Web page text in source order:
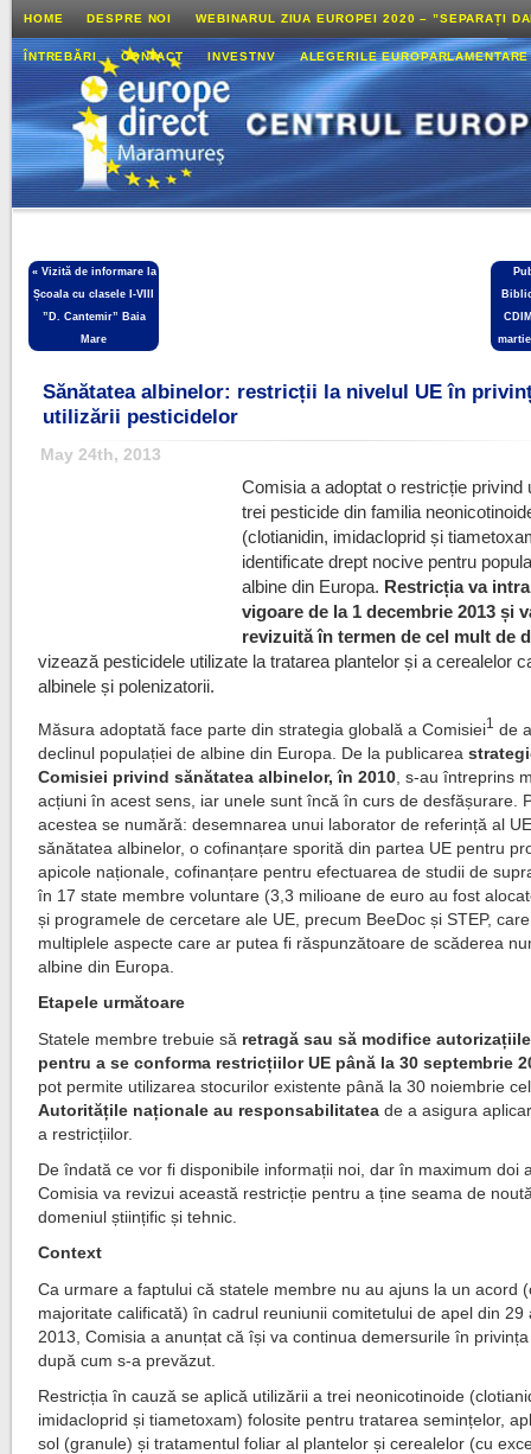
HOME DESPRE NOI WEBINARUL ZIUA EUROPEI 2020 – ”SEPARAȚI
ÎNTREBĂRI CONTACT INVESTNV ALEGERILE
« Vizită de informare la
Școala cu clasele I-VIII
”D. Cantemir” Baia
Mare
Sănătatea albinelor: restricții la nivelul UE în
utilizării pesticidelor
May 24th, 2013
Comisia a adoptat o restricție privind
trei pesticide din familia
(clotianidin, imidacloprid și
identificate drept nocive pentru
albine din Europa. Restricția va
vigoare de la 1 decembrie 2013 și
revizuită în termen de cel mult de
vizează pesticidele utilizate la tratarea plantelor și a cerealelor
albinele și polenizatorii.
Măsura adoptată face parte din strategia globală a Comisiei1 de
declinul populației de albine din Europa. De la publicarea
Comisiei privind sănătatea albinelor, în 2010 , s-au întreprins
acțiuni în acest sens, iar unele sunt încă în curs de desfășurare.
acestea se numără: desemnarea unui laborator de referință al
sănătatea albinelor, o cofinanțare sporită din partea UE pentru
apicole naționale, cofinanțare pentru efectuarea de studii de
în 17 state membre voluntare (3,3 milioane de euro au fost
și programele de cercetare ale UE, precum BeeDoc și STEP,
multiplele aspecte care ar putea fi răspunzătoare de scăderea
albine din Europa.
Etapele următoare
Statele membre trebuie să retragă sau să modifice
pentru a se conforma restricțiilor UE până la 30 septembrie
pot permite utilizarea stocurilor existente până la 30 noiembrie
Autoritățile naționale au responsabilitateade a asigura
a restricțiilor.
De îndată ce vor fi disponibile informații noi, dar în maximum doi
Comisia va revizui această restricție pentru a ține seama de
domeniul științific și tehnic.
Context
Ca urmare a faptului că statele membre nu au ajuns la un acord
majoritate calificată) în cadrul reuniunii comitetului de apel din 29
2013, Comisia a anunțat că își va continua demersurile în
după cum s-a prevăzut.
Restricția în cauză se aplică utilizării a trei neonicotinoide
imidacloprid și tiametoxam) folosite pentru tratarea semințelor,
sol (granule) și tratamentul foliar al plantelor și cerealelor (cu